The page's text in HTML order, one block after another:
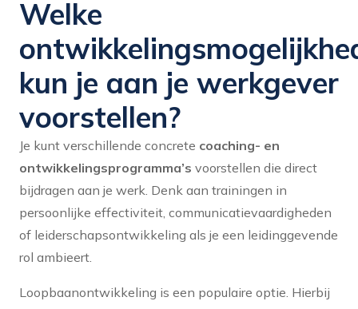
Welke
kun je aan je werkgever
voorstellen?
Je kunt verschillende concrete coaching- en
ontwikkelingsprogramma’s voorstellen die direct
bijdragen aan je werk. Denk aan trainingen in
persoonlijke effectiviteit, communicatievaardigheden
of leiderschapsontwikkeling als je een leidinggevende
rol ambieert.
Loopbaanontwikkeling is een populaire optie. Hierbij